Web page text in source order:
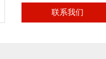
联系我们